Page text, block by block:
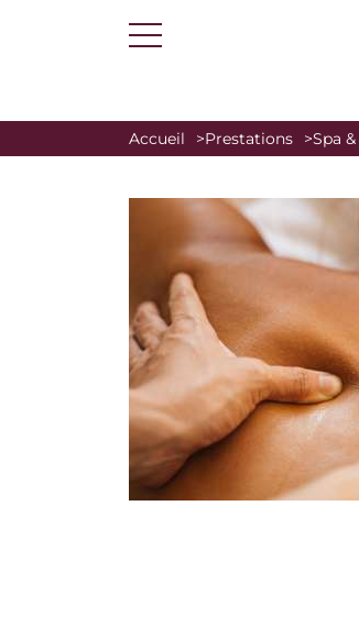
Accueil Prestations Spa